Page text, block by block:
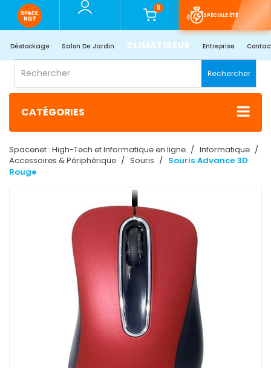
0
SPÉCIALE ÉTÉ
Déstockage Salon De Jardin CLIMATISEUR Entreprise
Rechercher
CATÉGORIES
Spacenet : High-Tech et Informatique en ligne
Informatique
Accessoires & Périphérique
Souris
Souris Advance 3D
Rouge